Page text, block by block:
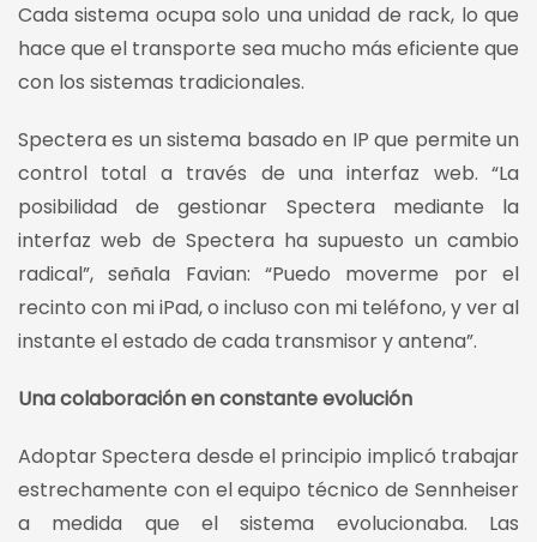
Cada sistema ocupa solo una unidad de rack, lo que
hace que el transporte sea mucho más eficiente que
con los sistemas tradicionales.
Spectera es un sistema basado en IP que permite un
control total a través de una interfaz web. “La
posibilidad de gestionar Spectera mediante la
interfaz web de Spectera ha supuesto un cambio
radical”, señala Favian: “Puedo moverme por el
recinto con mi iPad, o incluso con mi teléfono, y ver al
instante el estado de cada transmisor y antena”.
Una colaboración en constante evolución
Adoptar Spectera desde el principio implicó trabajar
estrechamente con el equipo técnico de Sennheiser
a medida que el sistema evolucionaba. Las